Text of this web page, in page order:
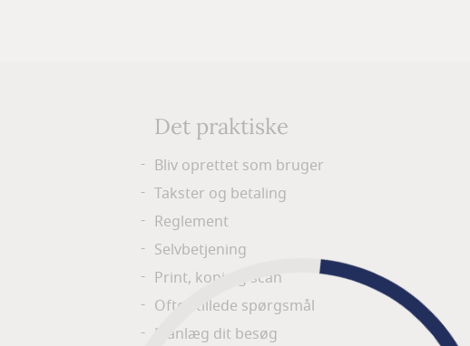
Det praktiske
Bliv oprettet som bruger
Takster og betaling
Reglement
Selvbetjening
Print, kopi og scan
Ofte stillede spørgsmål
Planlæg dit besøg